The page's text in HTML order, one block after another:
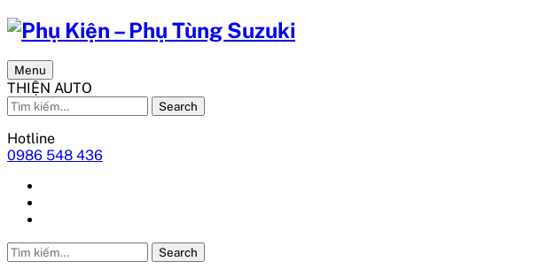
Menu
THIỆN AUTO
Search
Hotline
0986 548 436
Search